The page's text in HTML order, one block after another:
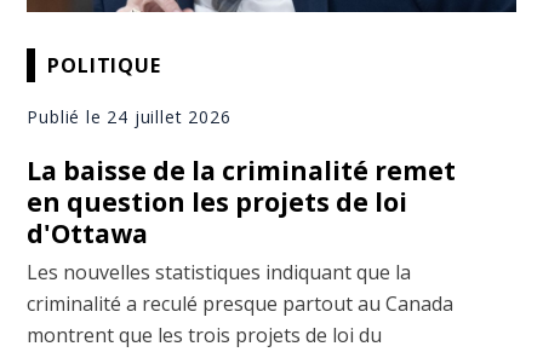
POLITIQUE
Publié le 24 juillet 2026
La baisse de la criminalité remet
en question les projets de loi
d'Ottawa
Les nouvelles statistiques indiquant que la
criminalité a reculé presque partout au Canada
montrent que les trois projets de loi du